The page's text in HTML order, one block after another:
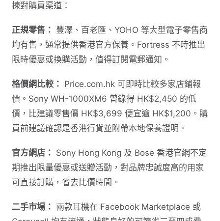
揀對購買渠道：
正規零售： 豐澤、百老匯、YOHO 等大型電子零售商
均有售，通常提供香港官方保養。Fortress 不時推出
限時優惠或換購活動，值得訂閱電郵通知。
格價網比較： Price.com.hk 可即時比較多家店鋪報
價。Sony WH-1000XM6 曾錄得 HK$2,450 的低
價，比建議零售價 HK$3,699 便宜逾 HK$1,200。購
買前建議確認是香港行貨並附帶本地保養證明。
官方網店： Sony Hong Kong 及 Bose 香港官網不定
期推出限量優惠或送贈活動，對品牌忠誠度高的用家
可直接訂購，省去比價時間。
二手市場： 兩款耳機在 Facebook Marketplace 或